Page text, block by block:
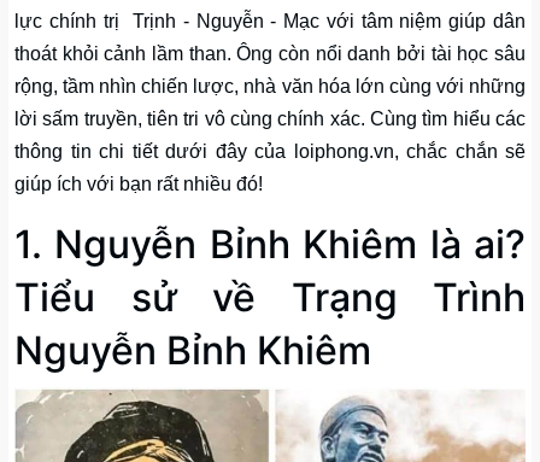
lực chính trị Trịnh - Nguyễn - Mạc với tâm niệm giúp dân
thoát khỏi cảnh lầm than. Ông còn nổi danh bởi tài học sâu
rộng, tầm nhìn chiến lược, nhà văn hóa lớn cùng với những
lời sấm truyền, tiên tri vô cùng chính xác. Cùng tìm hiểu các
thông tin chi tiết dưới đây của loiphong.vn, chắc chắn sẽ
giúp ích với bạn rất nhiều đó!
1. Nguyễn Bỉnh Khiêm là ai?
Tiểu sử về Trạng Trình
Nguyễn Bỉnh Khiêm